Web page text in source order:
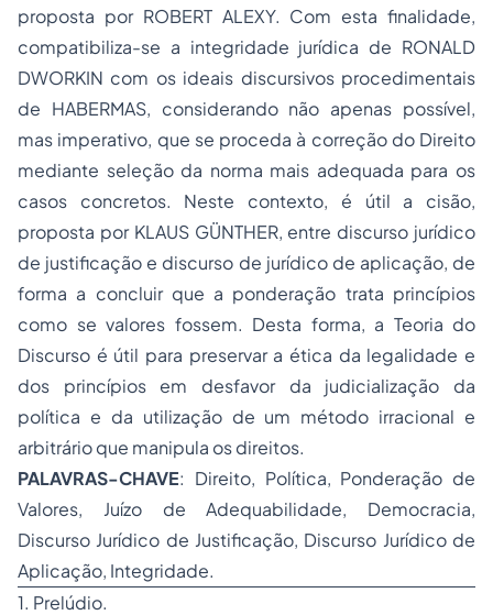
proposta por ROBERT ALEXY. Com esta finalidade,
compatibiliza-se a integridade jurídica de RONALD
DWORKIN com os ideais discursivos procedimentais
de HABERMAS, considerando não apenas possível,
mas imperativo, que se proceda à correção do Direito
mediante seleção da norma mais adequada para os
casos concretos. Neste contexto, é útil a cisão,
proposta por KLAUS GÜNTHER, entre discurso jurídico
de justificação e discurso de jurídico de aplicação, de
forma a concluir que a ponderação trata princípios
como se valores fossem. Desta forma, a Teoria do
Discurso é útil para preservar a ética da legalidade e
dos princípiosem desfavor da judicialização da
política e da utilização de um método irracional e
arbitrário que manipula os direitos.
PALAVRAS-CHAVE: Direito, Política, Ponderação de
Valores, Juízo de Adequabilidade, Democracia,
Discurso Jurídico de Justificação, Discurso Jurídico de
Aplicação, Integridade.
1. Prelúdio.